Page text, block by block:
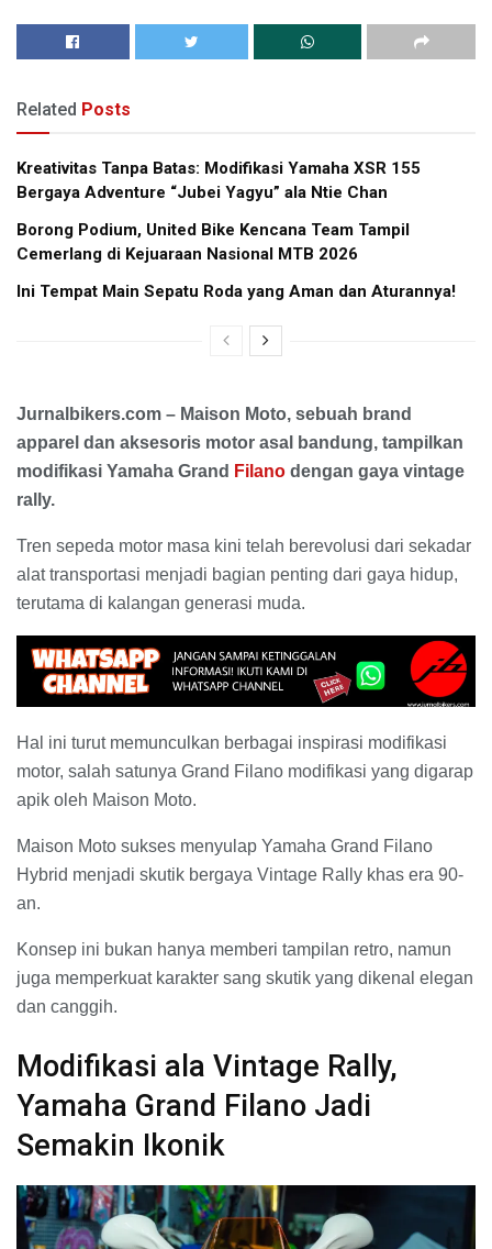
Related Posts
Kreativitas Tanpa Batas: Modifikasi Yamaha XSR 155
Bergaya Adventure “Jubei Yagyu” ala Ntie Chan
Borong Podium, United Bike Kencana Team Tampil
Cemerlang di Kejuaraan Nasional MTB 2026
Ini Tempat Main Sepatu Roda yang Aman dan Aturannya!
Jurnalbikers.com – Maison Moto, sebuah brand
apparel dan aksesoris motor asal bandung, tampilkan
modifikasi Yamaha Grand Filano dengan gaya vintage
rally.
Tren sepeda motor masa kini telah berevolusi dari sekadar
alat transportasi menjadi bagian penting dari gaya hidup,
terutama di kalangan generasi muda.
Hal ini turut memunculkan berbagai inspirasi modifikasi
motor, salah satunya Grand Filano modifikasi yang digarap
apik oleh Maison Moto.
Maison Moto sukses menyulap Yamaha Grand Filano
Hybrid menjadi skutik bergaya Vintage Rally khas era 90-
an.
Konsep ini bukan hanya memberi tampilan retro, namun
juga memperkuat karakter sang skutik yang dikenal elegan
dan canggih.
Modifikasi ala Vintage Rally,
Yamaha Grand Filano Jadi
Semakin Ikonik